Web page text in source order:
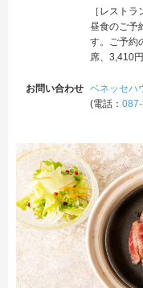
［レストラ
昼食のご予
す。ご予約
席、3,410
お問い合わせ ベネッセハ
(電話：